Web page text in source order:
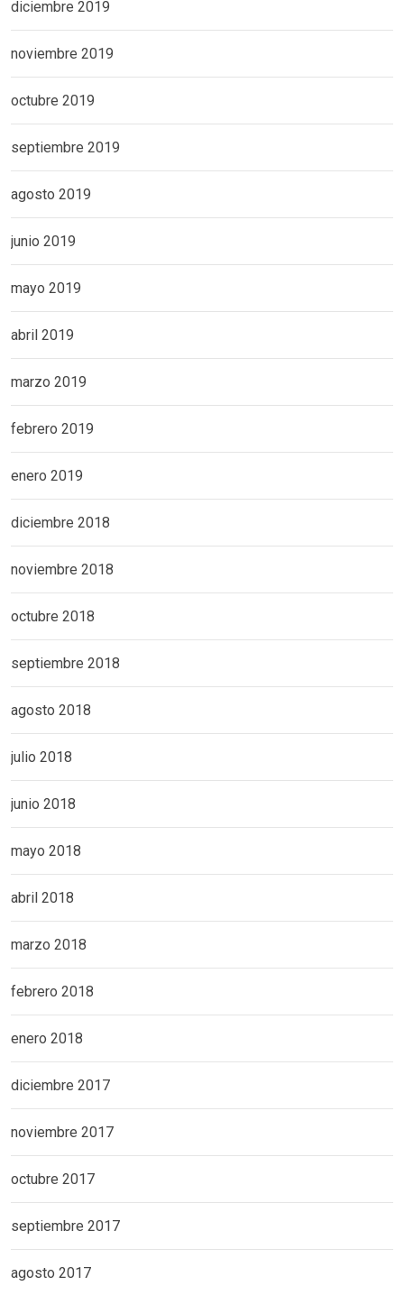
diciembre 2019
noviembre 2019
octubre 2019
septiembre 2019
agosto 2019
junio 2019
mayo 2019
abril 2019
marzo 2019
febrero 2019
enero 2019
diciembre 2018
noviembre 2018
octubre 2018
septiembre 2018
agosto 2018
julio 2018
junio 2018
mayo 2018
abril 2018
marzo 2018
febrero 2018
enero 2018
diciembre 2017
noviembre 2017
octubre 2017
septiembre 2017
agosto 2017